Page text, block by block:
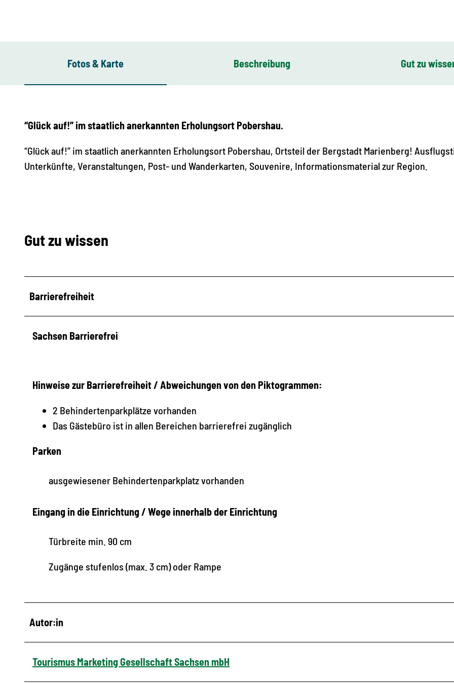
Fotos & Karte Beschreibung Gut zu
“Glück auf!” im staatlich anerkannten Erholungsort Pobershau.
“Glück auf!” im staatlich anerkannten Erholungsort Pobershau, Ortsteil der Bergstadt Marienberg!
Unterkünfte, Veranstaltungen, Post- und Wanderkarten, Souvenire, Informationsmaterial zur Region.
Gut zu wissen
Barrierefreiheit
Sachsen Barrierefrei
Hinweise zur Barrierefreiheit / Abweichungen von den Piktogrammen:
2 Behindertenparkplätze vorhanden
Das Gästebüro ist in allen Bereichen barrierefrei zugänglich
Parken
ausgewiesener Behindertenparkplatz vorhanden
Eingang in die Einrichtung / Wege innerhalb der Einrichtung
Türbreite min. 90 cm
Zugänge stufenlos (max. 3 cm) oder Rampe
Autor:in
Tourismus Marketing Gesellschaft Sachsen mbH